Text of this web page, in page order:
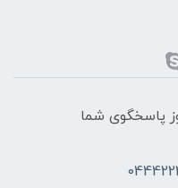
شبانه‌روز پاسخگوی شما